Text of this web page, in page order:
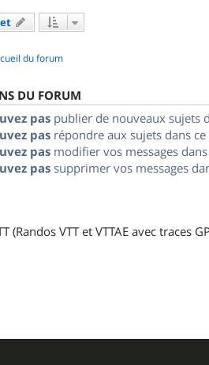
du forum
DU FORUM
pas publier de nouveaux sujets
pas répondre aux sujets dans
pas modifier vos messages
pas supprimer vos messages
(Randos VTT et VTTAE avec traces